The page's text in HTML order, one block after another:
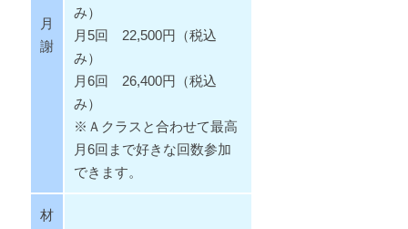
月
謝
み）
月5回 22,500円（税込
み）
月6回 26,400円（税込
み）
※Ａクラスと合わせて最高
月6回まで好きな回数参加
できます。
材